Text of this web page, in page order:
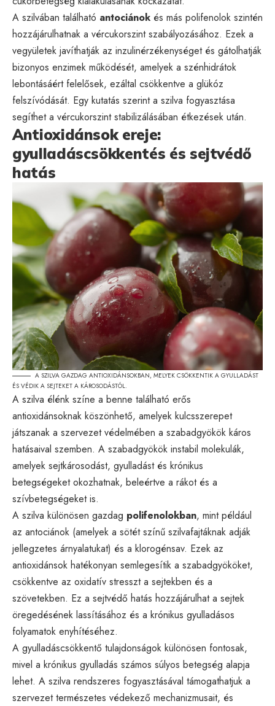
A szilvában található antociánok és más polifenolok szintén
hozzájárulhatnak a vércukorszint szabályozásához. Ezek a
vegyületek javíthatják az inzulinérzékenységet és gátolhatják
bizonyos enzimek működését, amelyek a szénhidrátok
lebontásáért felelősek, ezáltal csökkentve a glükóz
felszívódását. Egy kutatás szerint a szilva fogyasztása
segíthet a vércukorszint stabilizálásában étkezések után.
Antioxidánsok ereje:
gyulladáscsökkentés és sejtvédő
hatás
A SZILVA GAZDAG ANTIOXIDÁNSOKBAN, MELYEK CSÖKKENTIK A GYULLADÁST
ÉS VÉDIK A SEJTEKET A KÁROSODÁSTÓL.
A szilva élénk színe a benne található erős
antioxidánsoknak köszönhető, amelyek kulcsszerepet
játszanak a szervezet védelmében a szabadgyökök káros
hatásaival szemben. A szabadgyökök instabil molekulák,
amelyek sejtkárosodást, gyulladást és krónikus
betegségeket okozhatnak, beleértve a rákot és a
szívbetegségeket is.
A szilva különösen gazdag polifenolokban, mint például
az antociánok (amelyek a sötét színű szilvafajtáknak adják
jellegzetes árnyalatukat) és a klorogénsav. Ezek az
antioxidánsok hatékonyan semlegesítik a szabadgyököket,
csökkentve az oxidatív stresszt a sejtekben és a
szövetekben. Ez a sejtvédő hatás hozzájárulhat a sejtek
öregedésének lassításához és a krónikus gyulladásos
folyamatok enyhítéséhez.
A gyulladáscsökkentő tulajdonságok különösen fontosak,
mivel a krónikus gyulladás számos súlyos betegség alapja
lehet. A szilva rendszeres fogyasztásával támogathatjuk a
szervezet természetes védekező mechanizmusait, és